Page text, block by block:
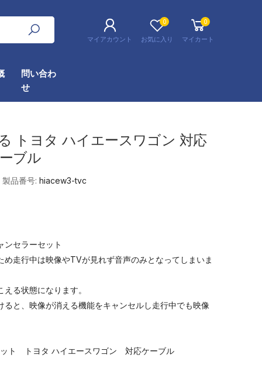
マイアカウント
0
お気に入り
0
マイカート
問い合わ
せ
トヨタ ハイエースワゴン 対応
ブル
製品番号: hiacew3-tvc
ンセラーセット
め走行中は映像やTVが見れず音声のみとなってしまいま
る状態になります。
と、映像が消える機能をキャンセルし走行中でも映像
ト トヨタ ハイエースワゴン 対応ケーブル